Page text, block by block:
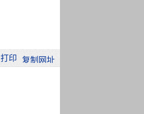
打印